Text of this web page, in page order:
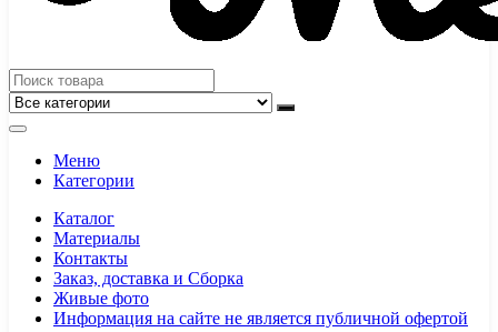
Меню
Категории
Каталог
Материалы
Контакты
Заказ, доставка и Сборка
Живые фото
Информация на сайте не является публичной офертой